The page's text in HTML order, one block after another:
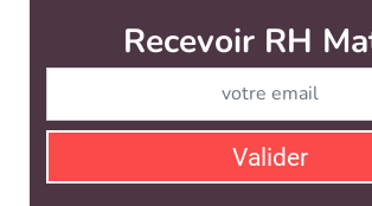
RH Matin est édité par